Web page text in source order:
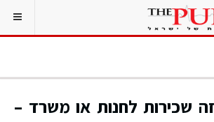
שכירות לחנות או משרד –